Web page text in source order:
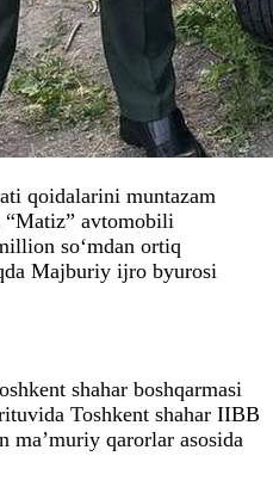
qoidalarini muntazam
“Matiz” avtomobili
so‘mdan ortiq
Majburiy ijro byurosi
shahar boshqarmasi
Toshkent shahar IIBB
qarorlar asosida